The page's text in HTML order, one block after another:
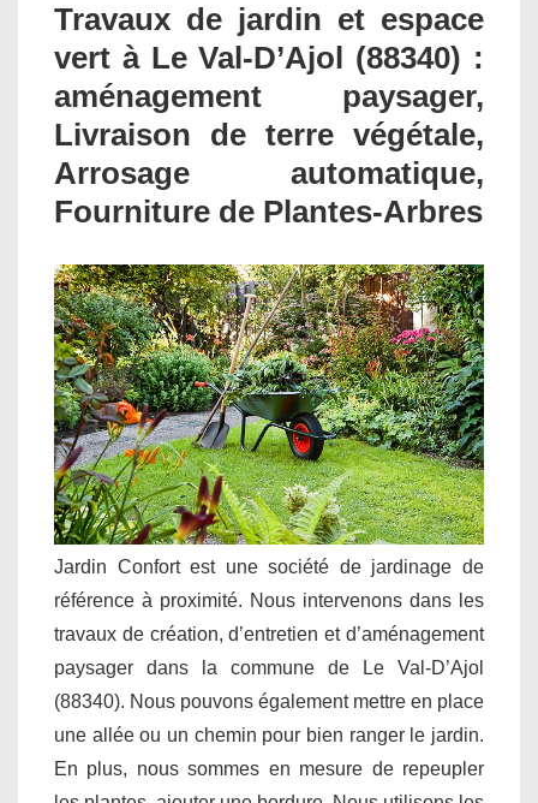
Travaux de jardin et espace
vert à Le Val-D’Ajol (88340) :
aménagement paysager,
Livraison de terre végétale,
Arrosage automatique,
Fourniture de Plantes-Arbres
Jardin Confort est une société de jardinage de
référence à proximité. Nous intervenons dans les
travaux de création, d’entretien et d’aménagement
paysager dans la commune de Le Val-D’Ajol
(88340). Nous pouvons également mettre en place
une allée ou un chemin pour bien ranger le jardin.
En plus, nous sommes en mesure de repeupler